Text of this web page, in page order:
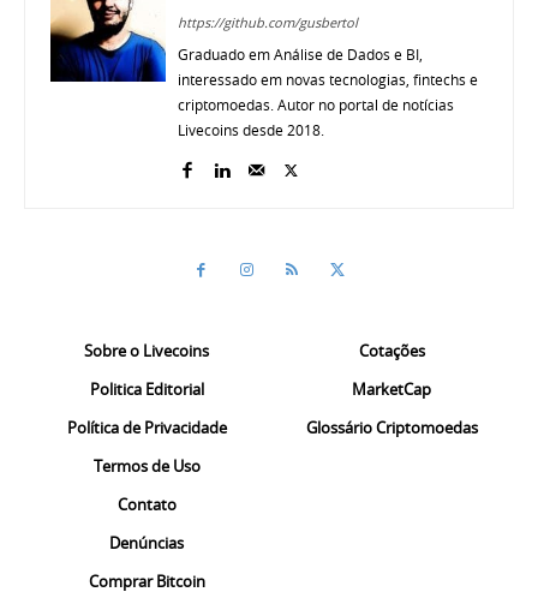
https://github.com/gusbertol
Graduado em Análise de Dados e BI,
interessado em novas tecnologias, fintechs e
criptomoedas. Autor no portal de notícias
Livecoins desde 2018.
Sobre o Livecoins
Politica Editorial
Política de Privacidade
Termos de Uso
Contato
Denúncias
Comprar Bitcoin
Cotações
MarketCap
Glossário Criptomoedas